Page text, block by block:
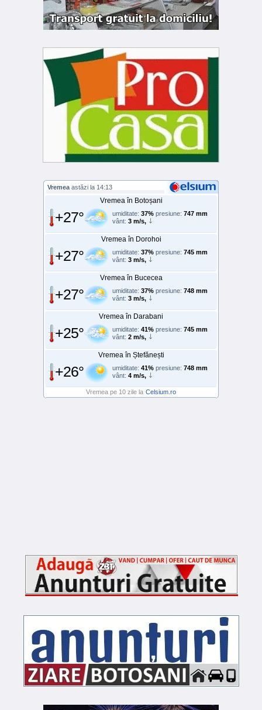
Vremea astăzi la 14:13
Vremea în Botoșani
+27° umiditate: 37% presiune: 747 mm
vânt: 3 m/s,
Vremea în Dorohoi
+27° umiditate: 37% presiune: 745 mm
vânt: 3 m/s,
Vremea în Bucecea
+27° umiditate: 37% presiune: 748 mm
vânt: 3 m/s,
Vremea în Darabani
+25° umiditate: 41% presiune: 745 mm
vânt: 2 m/s,
Vremea în Ștefănești
+26° umiditate: 41% presiune: 748 mm
vânt: 4 m/s,
Vremea pe 10 zile la Celsium.ro